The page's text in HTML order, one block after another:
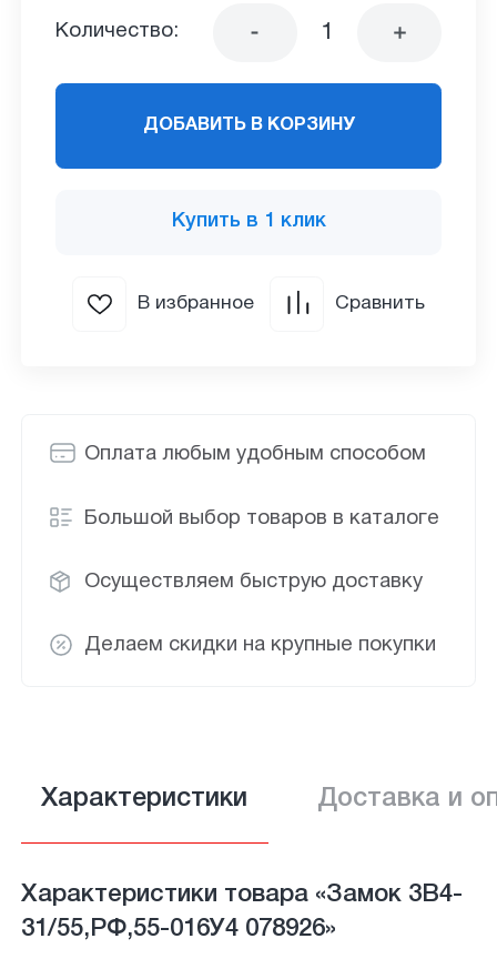
Оплата любым удобным способом
Большой выбор товаров в каталоге
Осуществляем быструю доставку
Делаем скидки на крупные покупки
Количество:
ДОБАВИТЬ В КОРЗИНУ
Купить в 1 клик
В избранное Сравнить
Характеристики Доставка и
Характеристики товара «Замок 3В4-
31/55,РФ,55-016У4 078926»